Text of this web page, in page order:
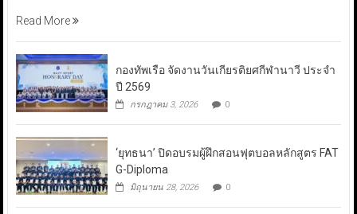
Read More
กองทัพเรือ จัดงานวันเกียรติยศกีฬานาวี ประจำ
ปี 2569
กรกฎาคม 3, 2026 0
‘ยุทธนา’ ปิดอบรมผู้ฝึกสอนฟุตบอลหลักสูตร FAT
G-Diploma
มิถุนายน 28, 2026 0